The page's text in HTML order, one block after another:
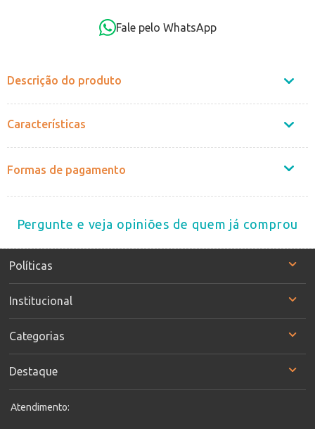
Fale pelo WhatsApp
Descrição do produto
Características
Formas de pagamento
Pergunte e veja opiniões de quem já comprou
Políticas
Institucional
Categorias
Destaque
Atendimento: